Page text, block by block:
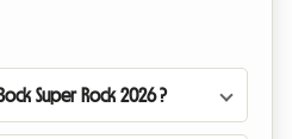
Super Rock 2026 ?